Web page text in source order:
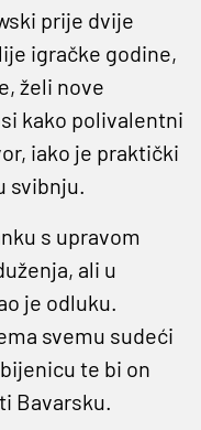
prije dvije
igračke godine,
želi nove
kako polivalentni
iako je praktički
svibnju.
s upravom
ali u
je odluku.
svemu sudeći
te bi on
Bavarsku.